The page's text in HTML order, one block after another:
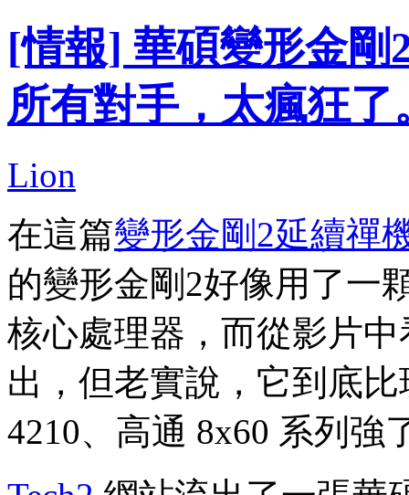
[情報] 華碩變形金剛
所有對手，太瘋狂了
Lion
在這篇變形金剛2延續禪
的變形金剛2好像用了一
核心處理器，而從影片
出，但老實說，它到底比
4210、高通 8x60 系列強